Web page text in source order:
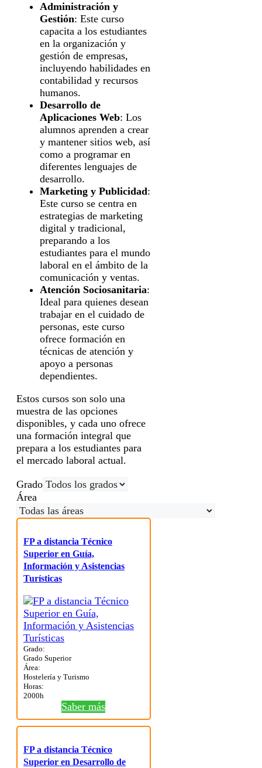
Administración y
Gestión: Este curso
capacita a los estudiantes
en la organización y
gestión de empresas,
incluyendo habilidades en
contabilidad y recursos
humanos.
Desarrollo de
Aplicaciones Web: Los
alumnos aprenden a crear
y mantener sitios web, así
como a programar en
diferentes lenguajes de
desarrollo.
Marketing y Publicidad:
Este curso se centra en
estrategias de marketing
digital y tradicional,
preparando a los
estudiantes para el mundo
laboral en el ámbito de la
comunicación y ventas.
Atención Sociosanitaria:
Ideal para quienes desean
trabajar en el cuidado de
personas, este curso
ofrece formación en
técnicas de atención y
apoyo a personas
dependientes.
Estos cursos son solo una
muestra de las opciones
disponibles, y cada uno ofrece
una formación integral que
prepara a los estudiantes para
el mercado laboral actual.
Grado
Área
FP a distancia Técnico
Superior en Guía,
Información y Asistencias
Turísticas
Grado:
Grado Superior
Área:
Hostelería y Turismo
Horas:
2000h
Saber más
FP a distancia Técnico
Superior en Desarrollo de